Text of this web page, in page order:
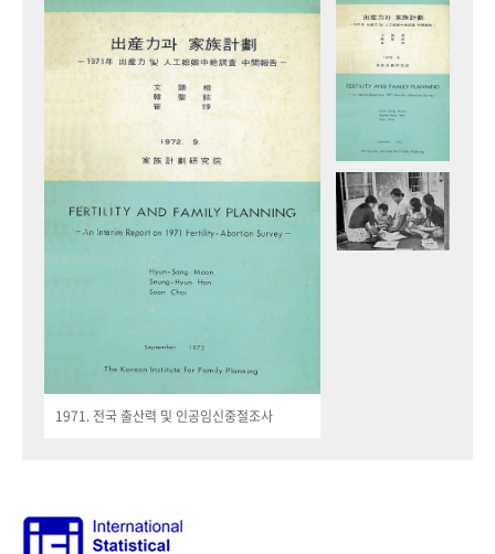
1971. 전국 출산력 및 인공임신중절조사